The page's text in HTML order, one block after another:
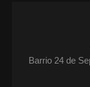
Barrio 24 de